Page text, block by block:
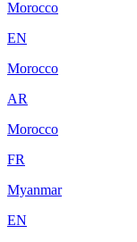
Morocco
EN
Morocco
AR
Morocco
FR
Myanmar
EN